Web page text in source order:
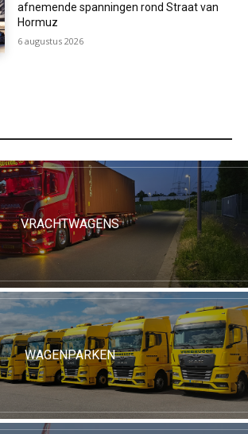
afnemende spanningen rond Straat van
Hormuz
6 augustus 2026
VRACHTWAGENS
WAGENPARKEN